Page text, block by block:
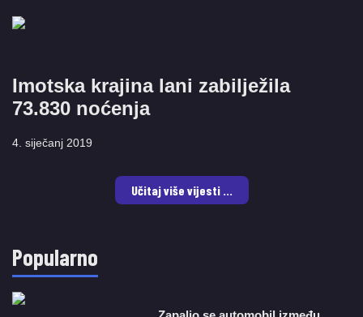
Imotska krajina lani zabilježila
73.830 noćenja
4. siječanj 2019
Učitaj više vijesti ...
Popularno